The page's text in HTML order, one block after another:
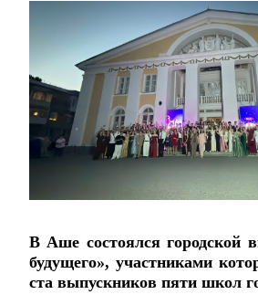
В Аше состоялся городской
будущего», участниками
ста выпускников пяти школ